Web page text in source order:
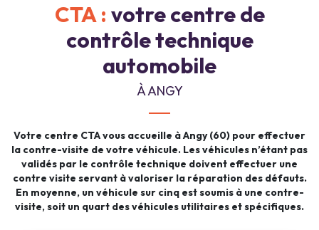
CTA : votre centre de
contrôle technique
automobile
À ANGY
Votre centre CTA vous accueille à Angy (60) pour effectuer
la contre-visite de votre véhicule. Les véhicules n’étant pas
validés par le contrôle technique doivent effectuer une
contre visite servant à valoriser la réparation des défauts.
En moyenne, un véhicule sur cinq est soumis à une contre-
visite, soit un quart des véhicules utilitaires et spécifiques.